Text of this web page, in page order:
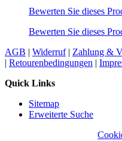
Bewerten Sie dieses
Bewerten Sie dieses
AGB | Widerruf| Zahlung &
| Retourenbedingungen |
Quick Links
Sitemap
Erweiterte Suche